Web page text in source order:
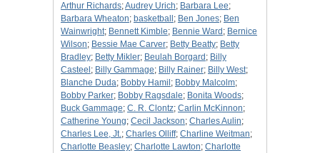
Arthur Richards;Audrey Urich; Barbara Lee;
Barbara Wheaton; basketball ; Ben Jones; Ben
Wainwright; Bennett Kimble; Bennie Ward ; Bernice
Wilson; Bessie Mae Carver; Betty Beatty; Betty
Bradley; Betty Mikler; Beulah Borgard ; Billy
Casteel ; Billy Gammage; Billy Rainer; Billy West;
Blanche Duda; Bobby Hamil ; Bobby Malcolm;
Bobby Parker; Bobby Ragsdale; Bonita Woods;
Buck Gammage; C. R. Clontz; Carlin McKinnon;
Catherine Young; Cecil Jackson; Charles Aulin;
Charles Lee, Jt.; Charles Olliff; Charline Weitman;
Charlotte Beasley; Charlotte Lawton; Charlotte